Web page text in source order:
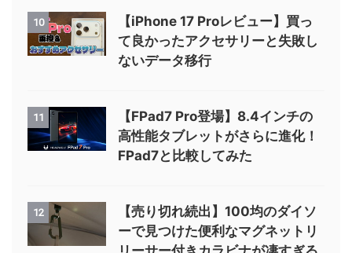
10
【iPhone 17 Proレビュー】買っ
て良かったアクセサリーと失敗し
ないデータ移行
11
【FPad7 Pro登場】8.4インチの
高性能タブレットがさらに進化！
FPad7と比較してみた
12
【売り切れ続出】100均のダイソ
ーで見つけた便利なマグネットリ